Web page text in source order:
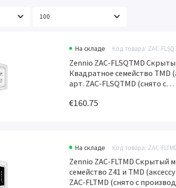
На складе Код товара: ZAC-
Zennio ZAC-FLSQTMD
Квадратное семейство TMD
арт. ZAC-FLSQTMD (снято с
€160.75
На складе Код товара: ZAC-
Zennio ZAC-FLTMD Скрытый
семейство Z41 и TMD
ZAC-FLTMD (снято с